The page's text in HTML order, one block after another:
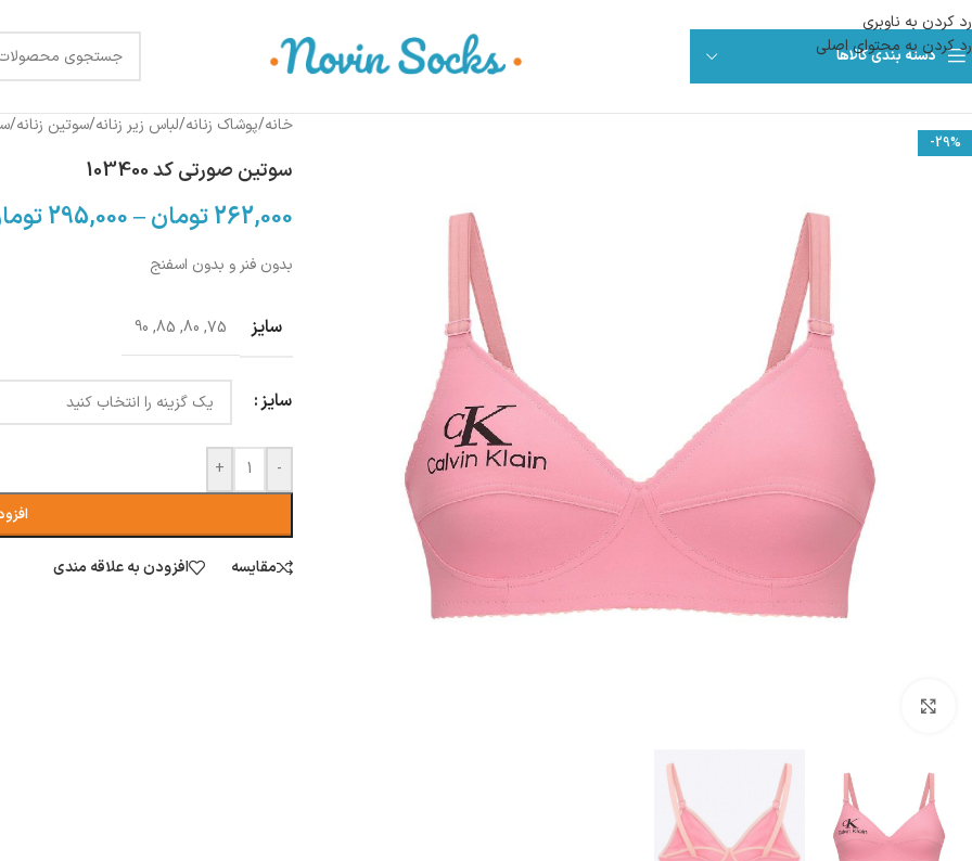
رد کردن به ناوبری
رد کردن به محتوای اصلی
دسته بندی کالاها
-29%
خانه/پوشاک زنانه/لباس زیر زنانه/سوتین زنانه/
سوتین صورتی کد 103400
262,000تومان–
295,000
بدون فنر و بدون اسفنج
سایز 75
,
80
,
85
,
90
سایز
-
+
مقایسه افزودن به علاقه مندی